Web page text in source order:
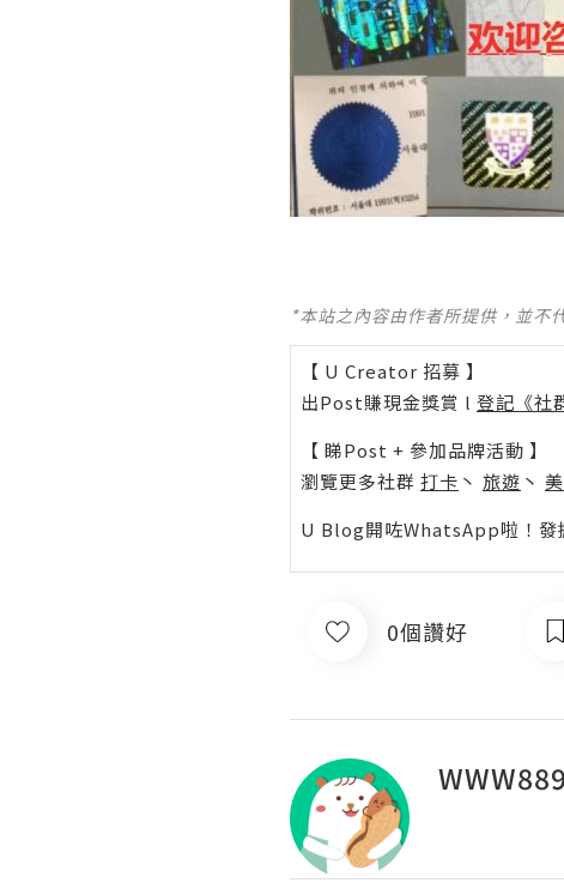
*本站之內容由作者所提供，並不
【 U Creator 招募 】
出Post賺現金獎賞 l 登記《社
【 睇Post + 參加品牌活動 】
瀏覽更多社群 打卡 丶 旅遊 丶
U Blog開咗WhatsApp啦！發
0個讚好